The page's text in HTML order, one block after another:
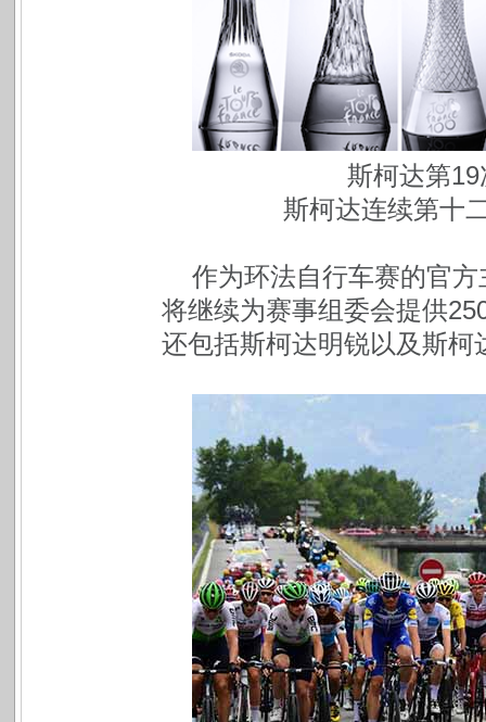
斯柯达第
斯柯达连续第十
作为环法自行车赛的官
将继续为赛事组委会提供
还包括斯柯达明锐以及斯柯